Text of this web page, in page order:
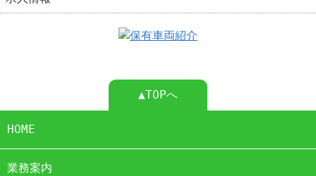
▲TOPへ
HOME
業務案内